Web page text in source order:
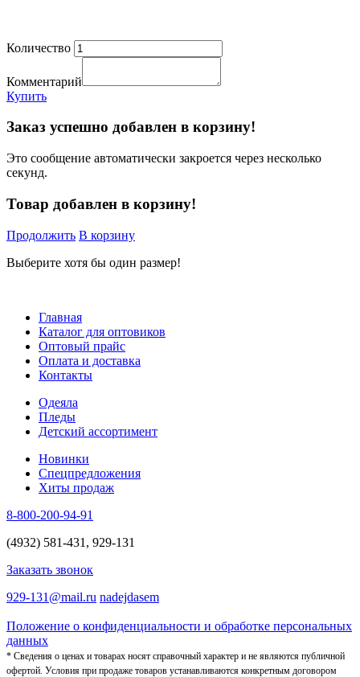
Количество
Комментарий
Купить
Заказ успешно добавлен в корзину!
Это сообщение автоматически закроется через несколько
секунд.
Товар добавлен в корзину!
Продолжить В корзину
Выберите хотя бы один размер!
Главная
Каталог для оптовиков
Оптовый прайс
Оплата и доставка
Контакты
Одеяла
Пледы
Детский ассортимент
Новинки
Спецпредложения
Хиты продаж
8-800-200-94-91
(4932) 581-431, 929-131
Заказать звонок
929-131@mail.ru nadejdasem
Положение о конфиденциальности и обработке персональных
данных
* Сведения о ценах и товарах носят справочный характер и не являются публичной
офертой. Условия при продаже товаров устанавливаются конкретным договором